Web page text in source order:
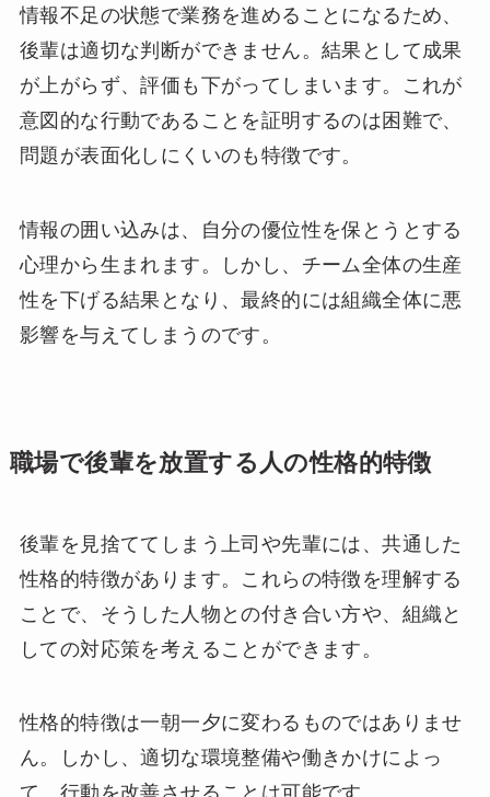
情報不足の状態で業務を進めることになるため、
後輩は適切な判断ができません。結果として成果
が上がらず、評価も下がってしまいます。これが
意図的な行動であることを証明するのは困難で、
問題が表面化しにくいのも特徴です。
情報の囲い込みは、自分の優位性を保とうとする
心理から生まれます。しかし、チーム全体の生産
性を下げる結果となり、最終的には組織全体に悪
影響を与えてしまうのです。
職場で後輩を放置する人の性格的特徴
後輩を見捨ててしまう上司や先輩には、共通した
性格的特徴があります。これらの特徴を理解する
ことで、そうした人物との付き合い方や、組織と
しての対応策を考えることができます。
性格的特徴は一朝一夕に変わるものではありませ
ん。しかし、適切な環境整備や働きかけによっ